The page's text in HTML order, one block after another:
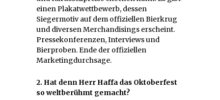
einen Plakatwettbewerb, dessen
Siegermotiv auf dem offiziellen Bierkrug
und diversen Merchandisings erscheint.
Pressekonferenzen, Interviews und
Bierproben. Ende der offiziellen
Marketingdurchsage.
2. Hat denn Herr Haffa das Oktoberfest
so weltberühmt gemacht?